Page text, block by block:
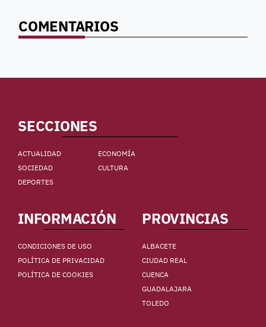
COMENTARIOS
SECCIONES
ACTUALIDAD
ECONOMÍA
SOCIEDAD
CULTURA
DEPORTES
INFORMACIÓN
CONDICIONES DE USO
POLÍTICA DE PRIVACIDAD
POLÍTICA DE COOKIES
PROVINCIAS
ALBACETE
CIUDAD REAL
CUENCA
GUADALAJARA
TOLEDO